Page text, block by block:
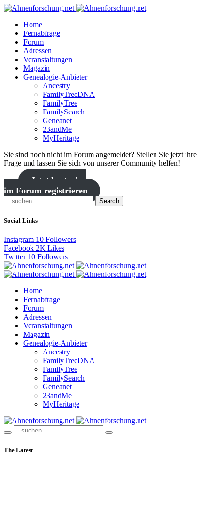
Home
Fernabfrage
Forum
Adressen
Veranstaltungen
Magazin
Genealogie-Anbieter
Ancestry
FamilyTreeDNA
FamilyTree
FamilySearch
Geneanet
23andMe
MyHeritage
Sie sind noch nicht im Forum angemeldet? Stellen Sie jetzt ihre
Frage und lassen Sie sich von unserer Community helfen!
Jetzt kostenlos
im Forum registrieren
Search
Social Links
Instagram 10 Followers
Facebook 2K Likes
Twitter 10 Followers
Home
Fernabfrage
Forum
Adressen
Veranstaltungen
Magazin
Genealogie-Anbieter
Ancestry
FamilyTreeDNA
FamilyTree
FamilySearch
Geneanet
23andMe
MyHeritage
The Latest